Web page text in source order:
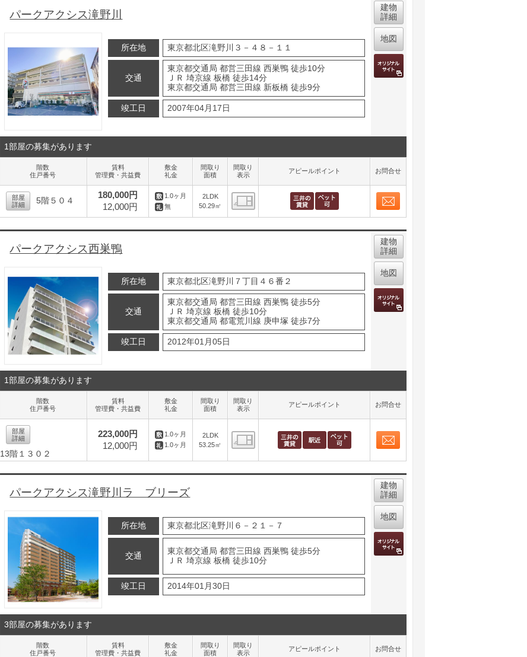
パークアクシス滝野川
所在地 東京都北区滝野川３－４８－１１
交通
東京都交通局 都営三田線 西巣鴨 徒歩10分
ＪＲ 埼京線 板橋 徒歩14分
東京都交通局 都営三田線 新板橋 徒歩9分
竣工日 2007年04月17日
建物
詳細
地図
1部屋の募集があります
階数
住戸番号
賃料
管理費・共益費
敷金
礼金
間取り
面積
間取り
表示
アピールポイント お問合せ
部屋
詳細
5階５０４
180,000円
12,000円
1.0ヶ月
無
2LDK
50.29㎡
間取り表示
パークアクシス西巣鴨
所在地 東京都北区滝野川７丁目４６番２
交通
東京都交通局 都営三田線 西巣鴨 徒歩5分
ＪＲ 埼京線 板橋 徒歩10分
東京都交通局 都電荒川線 庚申塚 徒歩7分
竣工日 2012年01月05日
建物
詳細
地図
1部屋の募集があります
階数
住戸番号
賃料
管理費・共益費
敷金
礼金
間取り
面積
間取り
表示
アピールポイント お問合せ
部屋
詳細
13階１３０２
223,000円
12,000円
1.0ヶ月
1.0ヶ月
2LDK
53.25㎡
パークアクシス滝野川ラ ブリーズ
所在地 東京都北区滝野川６－２１－７
交通
東京都交通局 都営三田線 西巣鴨 徒歩5分
ＪＲ 埼京線 板橋 徒歩10分
竣工日 2014年01月30日
建物
詳細
地図
3部屋の募集があります
階数
住戸番号
賃料
管理費・共益費
敷金
礼金
間取り
面積
間取り
表示
アピールポイント お問合せ